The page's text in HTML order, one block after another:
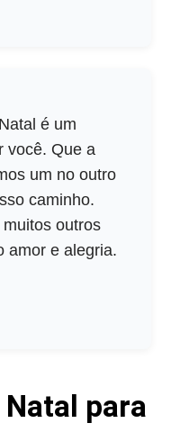
é um
você. Que a
um no outro
caminho.
outros
amor e alegria.
para